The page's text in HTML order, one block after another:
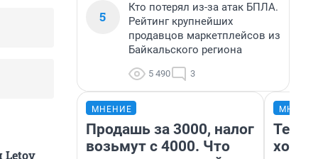
Letov
5
Кто потерял из-за атак БПЛА.
Рейтинг крупнейших
продавцов маркетплейсов из
Байкальского региона
5 490 3
МНЕНИЕ
Продашь за 3000, налог
возьмут с 4000. Что